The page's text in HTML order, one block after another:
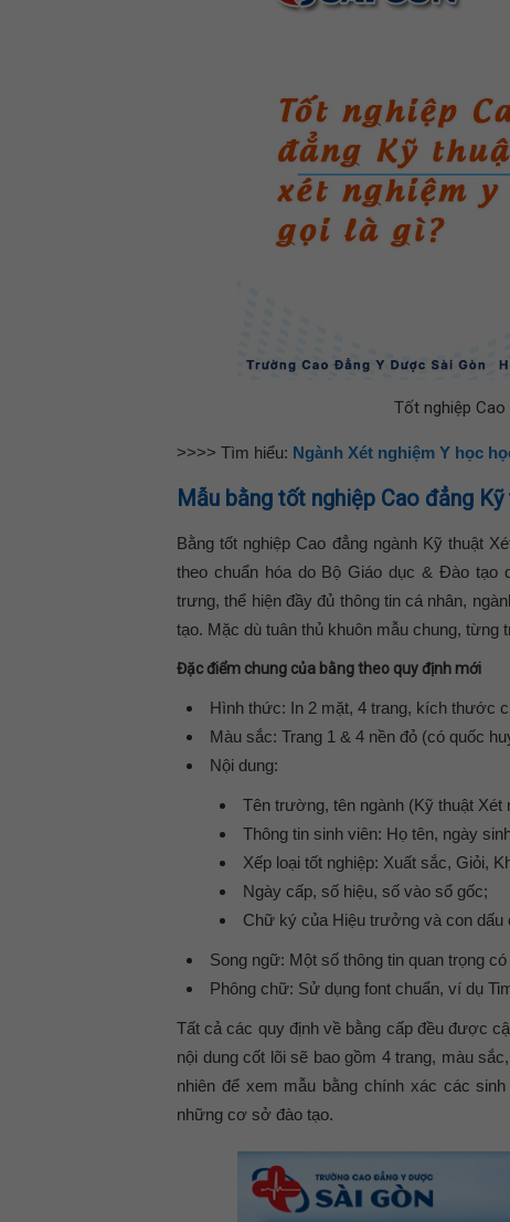
Tốt nghiệp
>>>> Tìm hiểu: Ngành Xét nghiệm Y học
Mẫu bằng tốt nghiệp Cao đẳng
Bằng tốt nghiệp Cao đẳng ngành Kỹ thuật
theo chuẩn hóa do Bộ Giáo dục & Đào tạo
trưng, thể hiện đầy đủ thông tin cá nhân,
tạo. Mặc dù tuân thủ khuôn mẫu chung, từng
Đặc điểm chung của bằng theo quy định mới
Hình thức: In 2 mặt, 4 trang, kích thước
Màu sắc: Trang 1 & 4 nền đỏ (có quốc
Nội dung:
Tên trường, tên ngành (Kỹ thuật Xét
Thông tin sinh viên: Họ tên, ngày
Xếp loại tốt nghiệp: Xuất sắc, Giỏi,
Ngày cấp, số hiệu, số vào sổ gốc;
Chữ ký của Hiệu trưởng và con dấu
Song ngữ: Một số thông tin quan trọng
Phông chữ: Sử dụng font chuẩn, ví dụ
Tất cả các quy định về bằng cấp đều được
nội dung cốt lõi sẽ bao gồm 4 trang, màu
nhiên để xem mẫu bằng chính xác các
những cơ sở đào tạo.